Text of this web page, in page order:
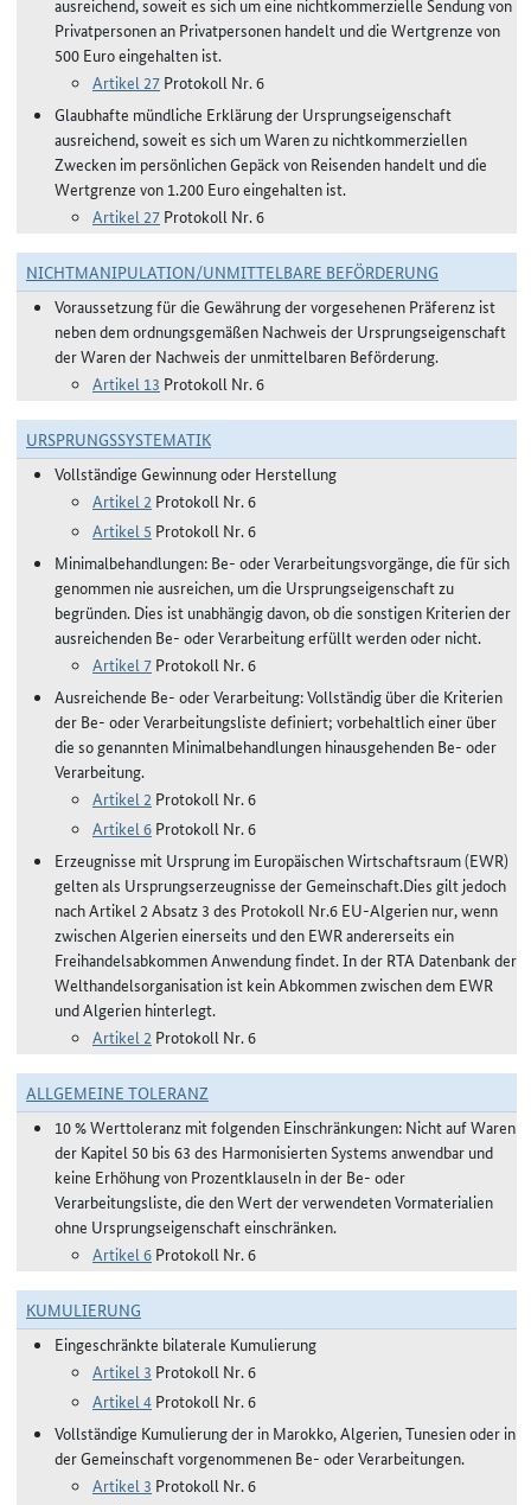
ausreichend, soweit es sich um eine nichtkommerzielle Sendung von
Privatpersonen an Privatpersonen handelt und die Wertgrenze von
500 Euro eingehalten ist.
Artikel 27 Protokoll Nr. 6
Glaubhafte mündliche Erklärung der Ursprungseigenschaft
ausreichend, soweit es sich um Waren zu nichtkommerziellen
Zwecken im persönlichen Gepäck von Reisenden handelt und die
Wertgrenze von 1.200 Euro eingehalten ist.
Artikel 27 Protokoll Nr. 6
NICHTMANIPULATION/UNMITTELBARE BEFÖRDERUNG
Voraussetzung für die Gewährung der vorgesehenen Präferenz ist
neben dem ordnungsgemäßen Nachweis der Ursprungseigenschaft
der Waren der Nachweis der unmittelbaren Beförderung.
Artikel 13 Protokoll Nr. 6
URSPRUNGSSYSTEMATIK
Vollständige Gewinnung oder Herstellung
Artikel 2 Protokoll Nr. 6
Artikel 5 Protokoll Nr. 6
Minimalbehandlungen: Be- oder Verarbeitungsvorgänge, die für sich
genommen nie ausreichen, um die Ursprungseigenschaft zu
begründen. Dies ist unabhängig davon, ob die sonstigen Kriterien der
ausreichenden Be- oder Verarbeitung erfüllt werden oder nicht.
Artikel 7 Protokoll Nr. 6
Ausreichende Be- oder Verarbeitung: Vollständig über die Kriterien
der Be- oder Verarbeitungsliste definiert; vorbehaltlich einer über
die so genannten Minimalbehandlungen hinausgehenden Be- oder
Verarbeitung.
Artikel 2 Protokoll Nr. 6
Artikel 6 Protokoll Nr. 6
Erzeugnisse mit Ursprung im Europäischen Wirtschaftsraum (EWR)
gelten als Ursprungserzeugnisse der Gemeinschaft.Dies gilt jedoch
nach Artikel 2 Absatz 3 des Protokoll Nr.6 EU-Algerien nur, wenn
zwischen Algerien einerseits und den EWR andererseits ein
Freihandelsabkommen Anwendung findet. In der RTA Datenbank der
Welthandelsorganisation ist kein Abkommen zwischen dem EWR
und Algerien hinterlegt.
Artikel 2 Protokoll Nr. 6
ALLGEMEINE TOLERANZ
10 % Werttoleranz mit folgenden Einschränkungen: Nicht auf Waren
der Kapitel 50 bis 63 des Harmonisierten Systems anwendbar und
keine Erhöhung von Prozentklauseln in der Be- oder
Verarbeitungsliste, die den Wert der verwendeten Vormaterialien
ohne Ursprungseigenschaft einschränken.
Artikel 6 Protokoll Nr. 6
KUMULIERUNG
Eingeschränkte bilaterale Kumulierung
Artikel 3 Protokoll Nr. 6
Artikel 4 Protokoll Nr. 6
Vollständige Kumulierung der in Marokko, Algerien, Tunesien oder in
der Gemeinschaft vorgenommenen Be- oder Verarbeitungen.
Artikel 3 Protokoll Nr. 6